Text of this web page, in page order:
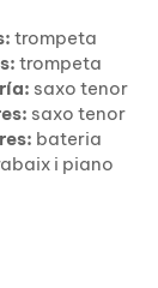
trompeta
trompeta
saxo tenor
saxo tenor
bateria
i piano